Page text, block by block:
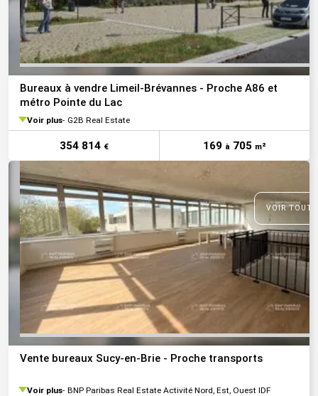
Bureaux à vendre Limeil-Brévannes - Proche A86 et
métro Pointe du Lac
Voir plus G2B Real Estate
354 814 € 169 à 705 m²
VOIR
Vente bureaux Sucy-en-Brie - Proche transports
Voir plus BNP Paribas Real Estate Activité Nord, Est, Ouest IDF